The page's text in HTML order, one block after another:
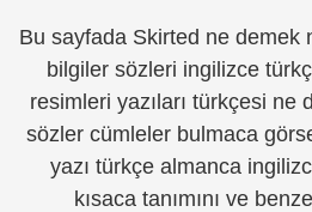
Bu sayfada Skirted ne demek
bilgiler sözleri ingilizce
resimleri yazıları türkçesi ne
sözler cümleler bulmaca
yazı türkçe almanca
kısaca tanımını ve